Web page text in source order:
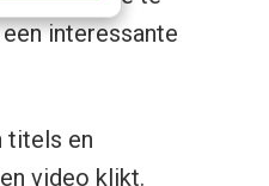
interessante
titels en
video klikt.